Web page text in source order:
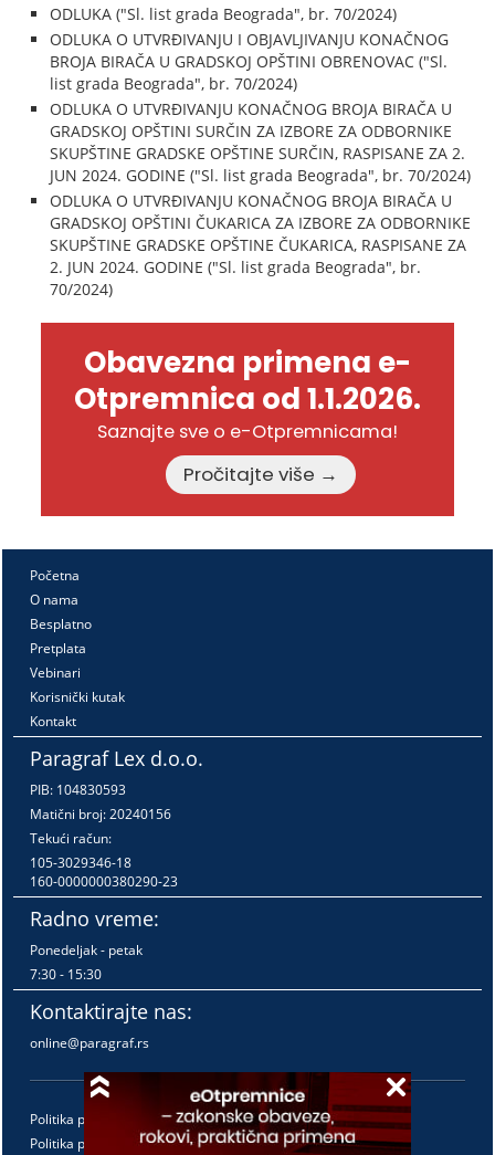
ODLUKA ("Sl. list grada Beograda", br. 70/2024)
ODLUKA O UTVRĐIVANJU I OBJAVLJIVANJU KONAČNOG
BROJA BIRAČA U GRADSKOJ OPŠTINI OBRENOVAC ("Sl.
list grada Beograda", br. 70/2024)
ODLUKA O UTVRĐIVANJU KONAČNOG BROJA BIRAČA U
GRADSKOJ OPŠTINI SURČIN ZA IZBORE ZA ODBORNIKE
SKUPŠTINE GRADSKE OPŠTINE SURČIN, RASPISANE ZA 2.
JUN 2024. GODINE ("Sl. list grada Beograda", br. 70/2024)
ODLUKA O UTVRĐIVANJU KONAČNOG BROJA BIRAČA U
GRADSKOJ OPŠTINI ČUKARICA ZA IZBORE ZA ODBORNIKE
SKUPŠTINE GRADSKE OPŠTINE ČUKARICA, RASPISANE ZA
2. JUN 2024. GODINE ("Sl. list grada Beograda", br.
70/2024)
Obavezna primena e-
Otpremnica od 1.1.2026.
Saznajte sve o e-Otpremnicama!
Pročitajte više →
Početna
O nama
Besplatno
Pretplata
Vebinari
Korisnički kutak
Kontakt
Paragraf Lex d.o.o.
PIB: 104830593
Matični broj: 20240156
Tekući račun:
105-3029346-18
160-0000000380290-23
Radno vreme:
Ponedeljak - petak
7:30 - 15:30
Kontaktirajte nas:
online@paragraf.rs
Politika privatnosti
Politika pružanja usluga